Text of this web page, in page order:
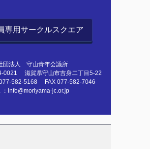
専用サークルスクエア
法人 守山青年会議所
滋賀県守山市吉身二丁目5-22
582-5168 FAX 077-582-7046
jc.or.jp